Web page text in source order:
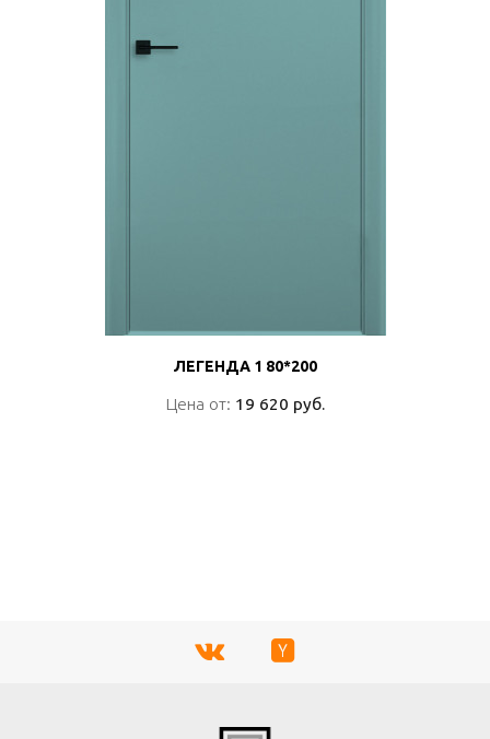
ЛЕГЕНДА 1 80*200
Цена от: 19 620 руб.
ЛЕГЕНДА 1 80*200
Цена от: 19 620 руб.